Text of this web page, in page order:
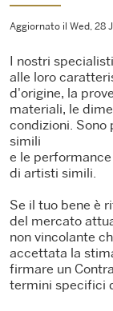
Aggiornato il Wed, 28
I nostri
alle loro
d'origine, la
materiali, le
condizioni. Sono
simili
e le
di artisti simili.
Se il tuo bene è
del mercato
non vincolante
accettata la
firmare un
termini specifici